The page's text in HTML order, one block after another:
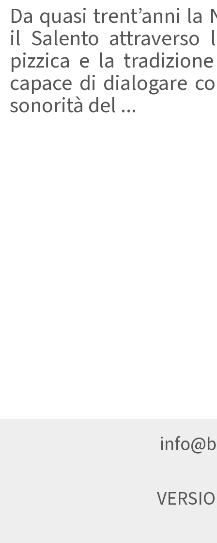
Da quasi trent’anni
il Salento attraverso
pizzica e la
capace di dialogare
sonorità del ...